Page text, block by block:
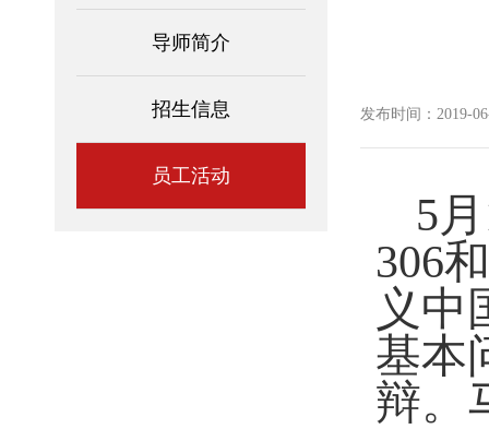
导师简介
招生信息
员工活动
发布时间：2019-
5月
306和
义中
基本
辩。